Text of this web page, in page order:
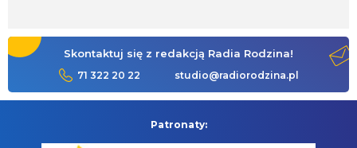
Skontaktuj się z redakcją Radia Rodzina!
71 322 20 22 studio@radiorodzina.pl
Patronaty: